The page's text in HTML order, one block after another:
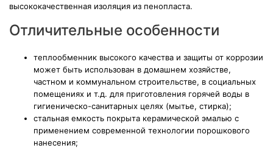
высококачественная изоляция из пенопласта.
Отличительные особенности
теплообменник высокого качества и защиты от коррозии
может быть использован в домашнем хозяйстве,
частном и коммунальном строительстве, в социальных
помещениях и т.д. для приготовления горячей воды в
гигиеническо-санитарных целях (мытье, стирка);
стальная емкость покрыта керамической эмалью с
применением современной технологии порошкового
нанесения;